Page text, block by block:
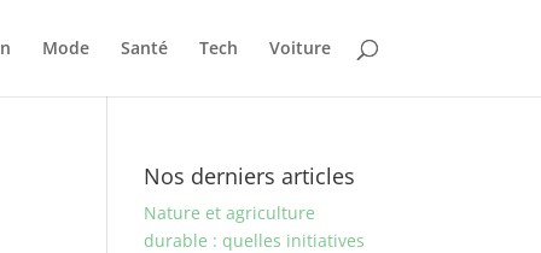
Mode Santé Tech Voiture
Nos derniers articles
Nature et agriculture
durable : quelles initiatives